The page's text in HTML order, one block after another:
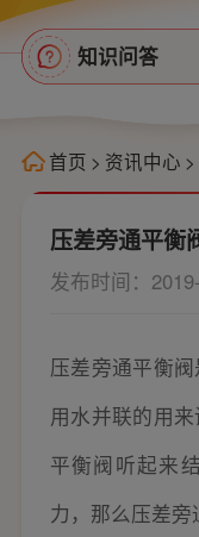
知识问答
首页 > 资讯中心 >
压差旁通平衡
发布时间：
压差旁通平衡
用水并联的用
平衡阀听起来
力，那么压差